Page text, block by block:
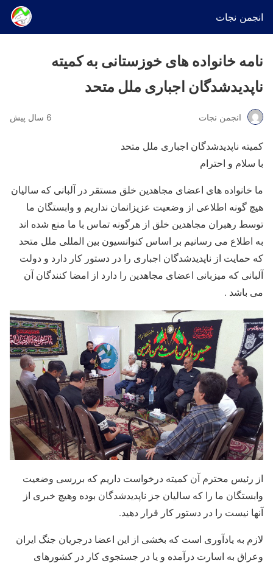
انجمن نجات
نامه خانواده های خوزستانی به کمیته
ناپدیدشدگان اجباری ملل متحد
انجمن نجات 6 سال پیش
کمیته ناپدیدشدگان اجباری ملل متحد
با سلام و احترام
ما خانواده های اعضای مجاهدین خلق مستقر در آلبانی که سالیان
هیچ گونه اطلاعی از وضعیت عزیزانمان نداریم و وابستگان ما
توسط رهبران مجاهدین خلق از هرگونه تماس با ما منع شده اند
به اطلاع می رسانیم بر اساس کنوانسیون بین المللی ملل متحد
که حمایت از ناپدیدشدگان اجباری را در دستور کار دارد و دولت
آلبانی که میزبانی اعضای مجاهدین را دارد از امضا کنندگان آن
می باشد .
از رئیس محترم آن کمیته درخواست داریم که بررسی وضعیت
وابستگان ما را که سالیان جز ناپدیدشدگان بوده وهیچ خبری از
آنها نیست را در دستور کار قرار دهید.
لازم به یادآوری است که بخشی از این اعضا درجریان جنگ ایران
وعراق به اسارت درآمده و یا در جستجوی کار در کشورهای